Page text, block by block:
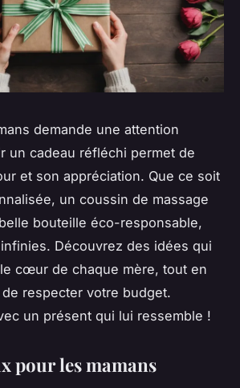
demande une attention
un cadeau réfléchi permet de
et son appréciation. Que ce soit
un coussin de massage
bouteille éco-responsable,
Découvrez des idées qui
cœur de chaque mère, tout en
respecter votre budget.
un présent qui lui ressemble !
pour les mamans